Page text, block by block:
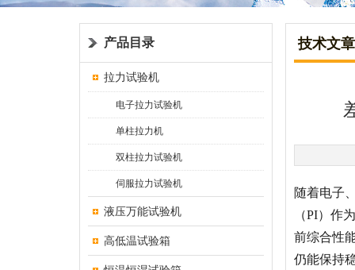
产品目录
拉力试验机
电子拉力试验机
单柱拉力机
双柱拉力试验机
伺服拉力试验机
液压万能试验机
高低温试验箱
技术文章
随着电子
（PI）作
前综合性
仍能保持